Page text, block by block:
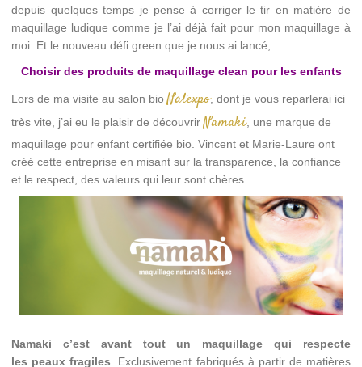
depuis quelques temps je pense à corriger le tir en matière de
maquillage ludique comme je l’ai déjà fait pour mon maquillage à
moi. Et le nouveau défi green que je nous ai lancé,
Choisir des produits de maquillage clean pour les enfants
Lors de ma visite au salon bioNatexpo, dont je vous reparlerai ici
très vite, j’ai eu le plaisir de découvrirNamaki, une marque de
maquillage pour enfant certifiée bio. Vincent et Marie-Laure ont
créé cette entreprise en misant sur la transparence, la confiance
et le respect, des valeurs qui leur sont chères.
Namaki c’est avant tout un maquillage qui respecte
les peaux fragiles . Exclusivement fabriqués à partir de matières